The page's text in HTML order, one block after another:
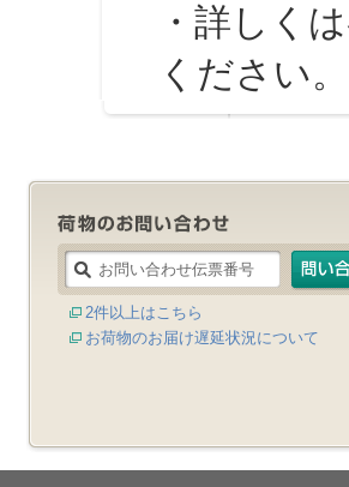
・詳しくは
ください。
2件以上はこちら
お荷物のお届け遅延状況について